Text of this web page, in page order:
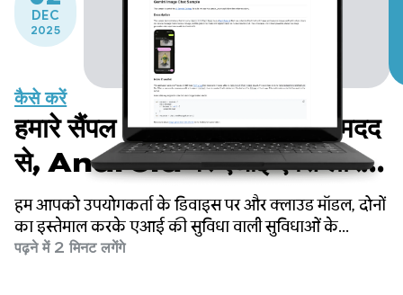
DEC
2025
कैसे करें
हमारे सैंपल कैटलॉग ऐप्लिकेशन की मदद
से, Android पर एआई एक्सप्लोर
करें
हम आपको उपयोगकर्ता के डिवाइस पर और क्लाउड मॉडल, दोनों
का इस्तेमाल करके एआई की सुविधा वाली सुविधाओं के
उदाहरण देना चाहते थे. साथ ही, हम आपको अपने उपयोगकर्ताओं
पढ़ने में 2 मिनट लगेंगे